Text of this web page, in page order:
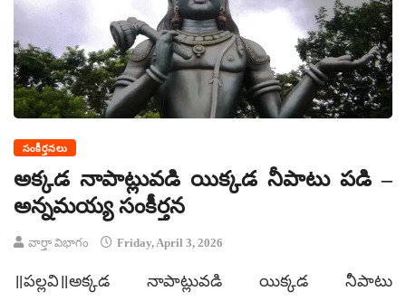
సంకీర్తనలు
అక్కడ నాపాట్లువడి యిక్కడ నీపాటు పడి –
అన్నమయ్య సంకీర్తన
వార్తా విభాగం Friday, April 3, 2026
॥పల్లవి॥అక్కడ నాపాట్లువడి యిక్కడ నీపాటు